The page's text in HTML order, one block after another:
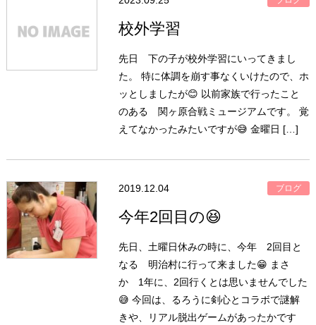
校外学習
先日 下の子が校外学習にいってきまし
た。 特に体調を崩す事なくいけたので、ホ
ッとしましたが😊 以前家族で行ったこと
のある 関ヶ原合戦ミュージアムです。 覚
えてなかったみたいですが😅 金曜日 […]
2019.12.04 ブログ
今年2回目の😆
先日、土曜日休みの時に、今年 2回目と
なる 明治村に行って来ました😁 まさ
か 1年に、2回行くとは思いませんでした
😅 今回は、るろうに剣心とコラボで謎解
きや、リアル脱出ゲームがあったかです